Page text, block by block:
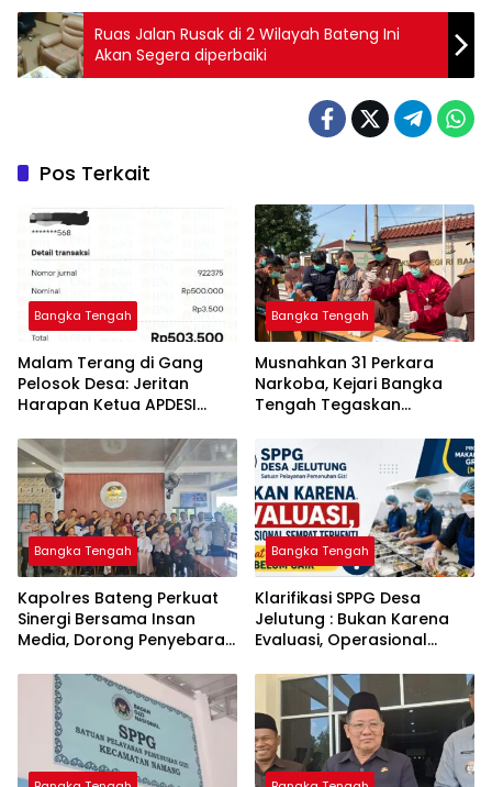
Ruas Jalan Rusak di 2 Wilayah Bateng Ini
Akan Segera diperbaiki
Pos Terkait
Bangka Tengah
Malam Terang di Gang
Pelosok Desa: Jeritan
Harapan Ketua APDESI
Babel
Bangka Tengah
Musnahkan 31 Perkara
Narkoba, Kejari Bangka
Tengah Tegaskan
Kejahatan Hingga Tuntas
Bangka Tengah
‎Kapolres Bateng Perkuat
Sinergi Bersama Insan
Media, Dorong Penyebaran
Layanan Polri 110
Bangka Tengah
‎Klarifikasi SPPG Desa
Jelutung : Bukan Karena
Evaluasi, Operasional
Dana Banper Belum Cair